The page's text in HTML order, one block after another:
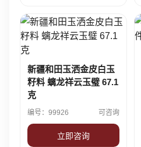
新疆和田玉洒金皮白玉
籽料 螭龙祥云玉璧 67.1
克
编号：99926 可咨询
立即咨询